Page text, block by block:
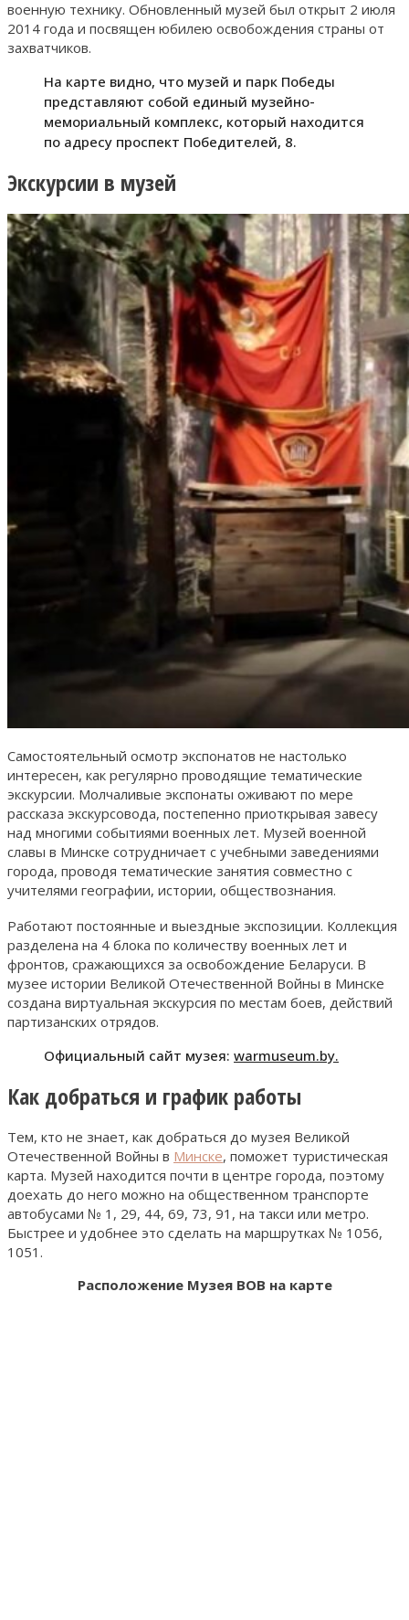
военную технику. Обновленный музей был открыт 2 июля
2014 года и посвящен юбилею освобождения страны от
захватчиков.
На карте видно, что музей и парк Победы
представляют собой единый музейно-
мемориальный комплекс, который находится
по адресу проспект Победителей, 8.
Экскурсии в музей
Самостоятельный осмотр экспонатов не настолько
интересен, как регулярно проводящие тематические
экскурсии. Молчаливые экспонаты оживают по мере
рассказа экскурсовода, постепенно приоткрывая завесу
над многими событиями военных лет. Музей военной
славы в Минске сотрудничает с учебными заведениями
города, проводя тематические занятия совместно с
учителями географии, истории, обществознания.
Работают постоянные и выездные экспозиции. Коллекция
разделена на 4 блока по количеству военных лет и
фронтов, сражающихся за освобождение Беларуси. В
музее истории Великой Отечественной Войны в Минске
создана виртуальная экскурсия по местам боев, действий
партизанских отрядов.
Официальный сайт музея: warmuseum.by.
Как добраться и график работы
Тем, кто не знает, как добраться до музея Великой
Отечественной Войны в Минске, поможет туристическая
карта. Музей находится почти в центре города, поэтому
доехать до него можно на общественном транспорте
автобусами № 1, 29, 44, 69, 73, 91, на такси или метро.
Быстрее и удобнее это сделать на маршрутках № 1056,
1051.
Расположение Музея ВОВ на карте